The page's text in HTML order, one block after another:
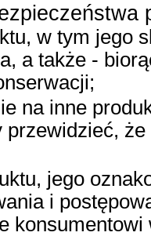
w tym jego
a także -
na inne
przewidzieć,
jego
i